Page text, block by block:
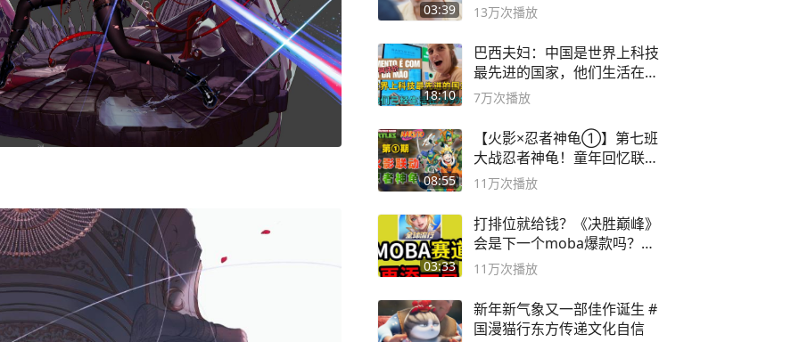
03:39 13万次播放
18:10
巴西夫妇：中国是世界上科技
最先进的国家，他们生活在
2999年
7万次播放
08:55
【火影×忍者神龟①】第七班
大战忍者神龟！童年回忆联动
论武？
11万次播放
03:33
打排位就给钱？《决胜巅峰》
会是下一个moba爆款吗？#
决胜巅峰
11万次播放
新年新气象又一部佳作诞生 #
国漫猫行东方传递文化自信